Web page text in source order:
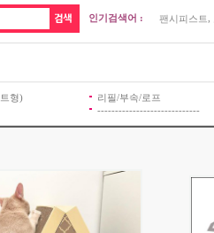
인기검색어 : 팬시피스트
형) 리필/부속/로프
-----------------------------